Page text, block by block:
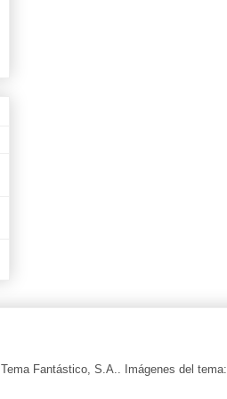
Tema Fantástico, S.A.. Imágenes del tema: